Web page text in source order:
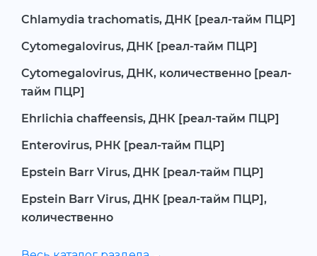
Chlamydia trachomatis, ДНК [реал-тайм ПЦР]
Cytomegalovirus, ДНК [реал-тайм ПЦР]
Cytomegalovirus, ДНК, количественно [реал-
тайм ПЦР]
Ehrlichia chaffeensis, ДНК [реал-тайм ПЦР]
Enterovirus, РНК [реал-тайм ПЦР]
Epstein Barr Virus, ДНК [реал-тайм ПЦР]
Epstein Barr Virus, ДНК [реал-тайм ПЦР],
количественно